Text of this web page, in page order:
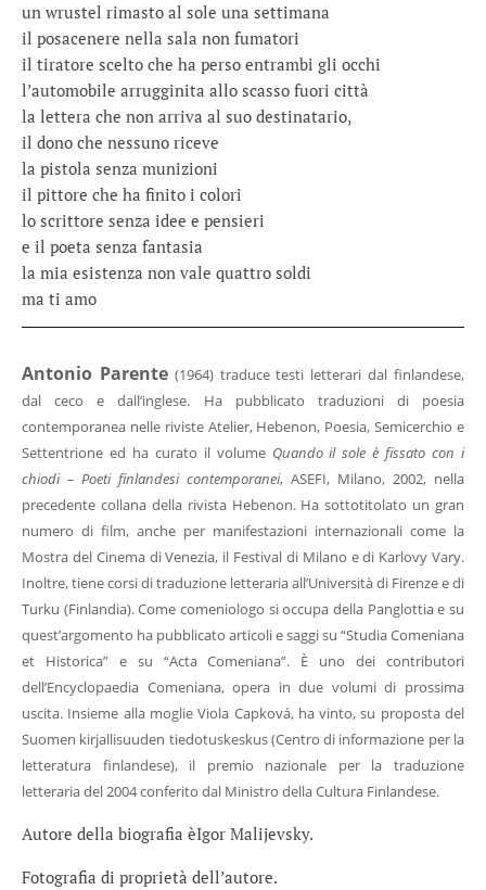
un wrustel rimasto al sole una settimana
il posacenere nella sala non fumatori
il tiratore scelto che ha perso entrambi gli occhi
l’automobile arrugginita allo scasso fuori città
la lettera che non arriva al suo destinatario,
il dono che nessuno riceve
la pistola senza munizioni
il pittore che ha finito i colori
lo scrittore senza idee e pensieri
e il poeta senza fantasia
la mia esistenza non vale quattro soldi
ma ti amo
Antonio Parente(1964) traduce testi letterari dal finlandese,
dal ceco e dall’inglese. Ha pubblicato traduzioni di poesia
contemporanea nelle riviste Atelier, Hebenon, Poesia, Semicerchio e
Settentrione ed ha curato il volume Quando il sole è fissato con i
chiodi – Poeti finlandesi contemporanei, ASEFI, Milano, 2002, nella
precedente collana della rivista Hebenon. Ha sottotitolato un gran
numero di film, anche per manifestazioni internazionali come la
Mostra del Cinema di Venezia, il Festival di Milano e di Karlovy Vary.
Inoltre, tiene corsi di traduzione letteraria all’Università di Firenze e di
Turku (Finlandia). Come comeniologo si occupa della Panglottia e su
quest’argomento ha pubblicato articoli e saggi su “Studia Comeniana
et Historica” e su “Acta Comeniana”. È uno dei contributori
dell’Encyclopaedia Comeniana, opera in due volumi di prossima
uscita. Insieme alla moglie Viola Capková, ha vinto, su proposta del
Suomen kirjallisuuden tiedotuskeskus (Centro di informazione per la
letteratura finlandese), il premio nazionale per la traduzione
letteraria del 2004 conferito dal Ministro della Cultura Finlandese.
Autore della biografia èIgor Malijevsky.
Fotografia di proprietà dell’autore.